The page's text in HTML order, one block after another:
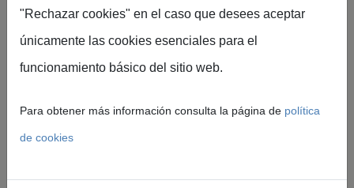
Feria de Zaragoza
concluye su edición
especial con una alta
participación
"Rechazar cookies" en el caso que desees aceptar
únicamente las cookies esenciales para el
funcionamiento básico del sitio web.
Para obtener más información consulta la página de política
de cookies